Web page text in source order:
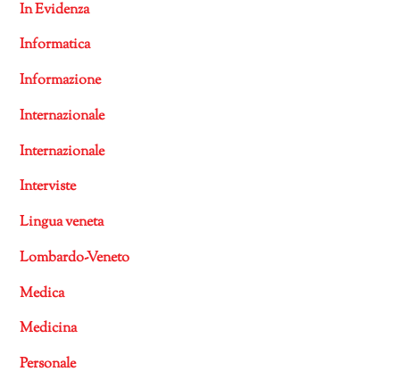
In Evidenza
Informatica
Informazione
Internazionale
Internazionale
Interviste
Lingua veneta
Lombardo-Veneto
Medica
Medicina
Personale